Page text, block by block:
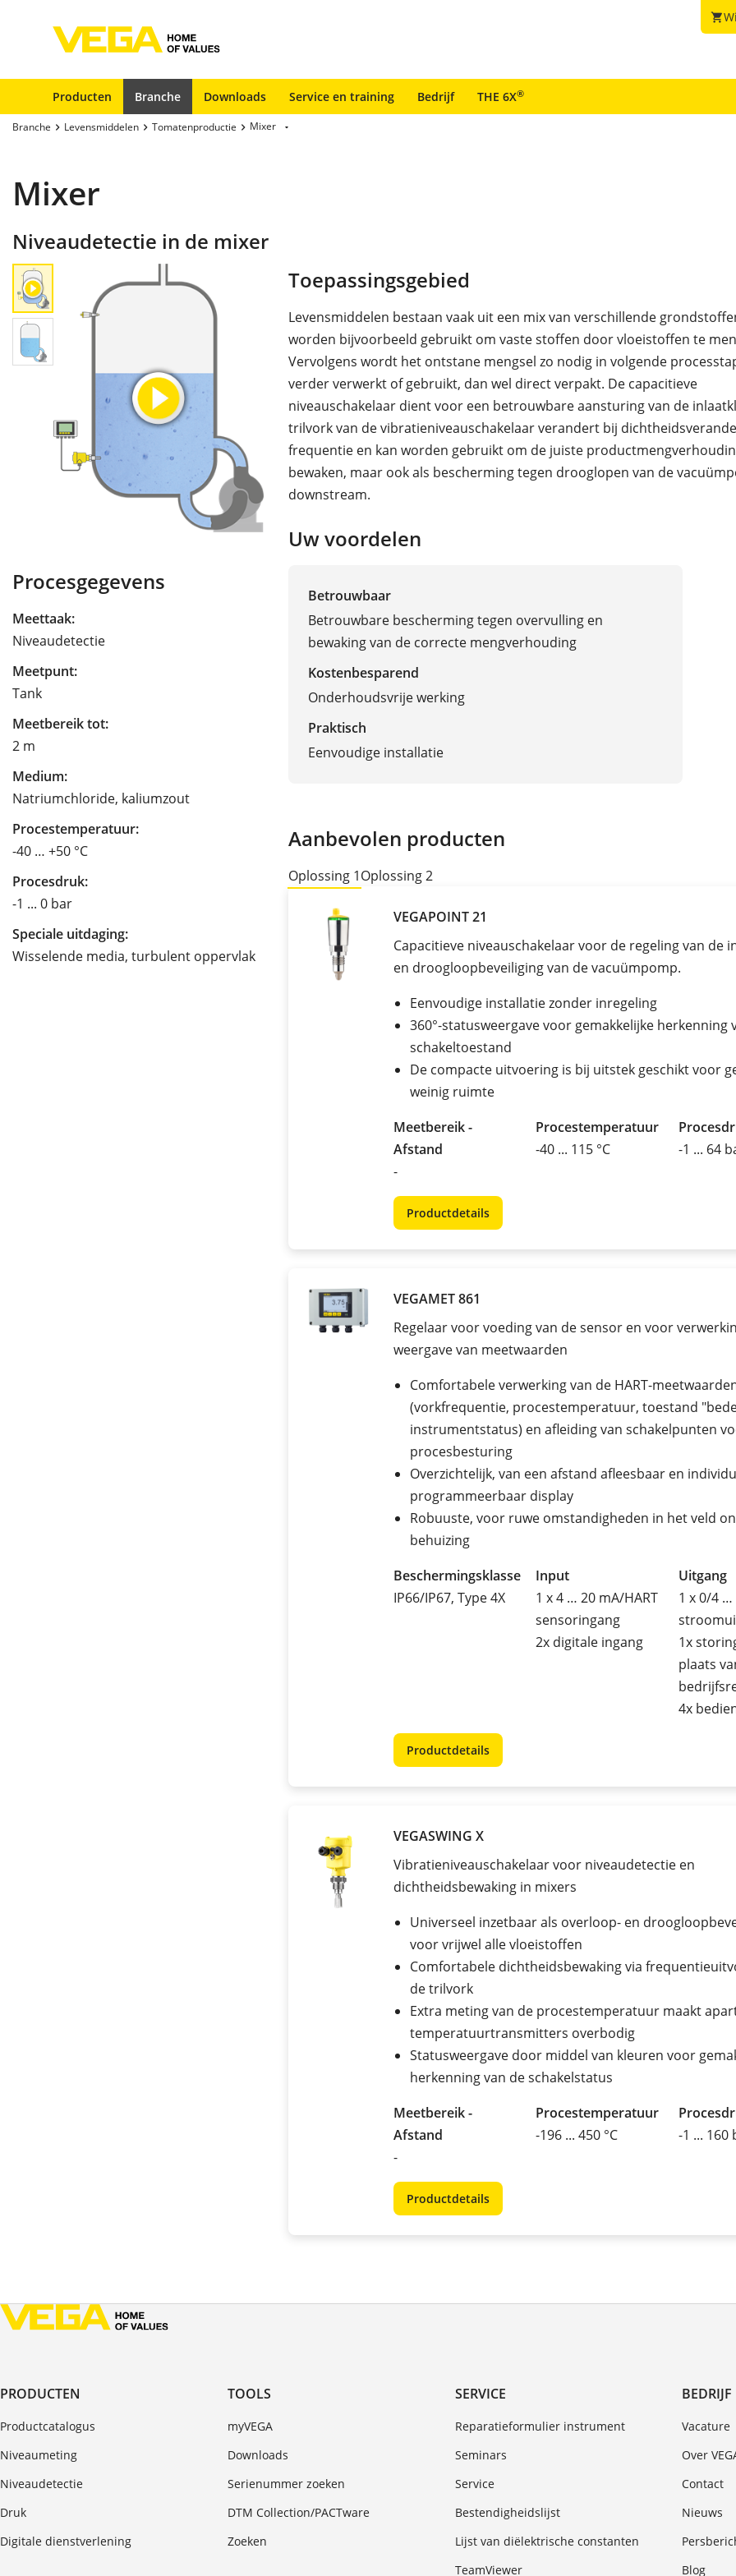
shopping_cart
Producten Branche Downloads Service en training Bedrijf THE 6X®
Branche Levensmiddelen Tomatenproductie Mixer
Mixer
Niveaudetectie in de mixer
Procesgegevens
Meettaak:
Niveaudetectie
Meetpunt:
Tank
Meetbereik tot:
2 m
Medium:
Natriumchloride, kaliumzout
Procestemperatuur:
-40 … +50 °C
Procesdruk:
-1 ... 0 bar
Speciale uitdaging:
Wisselende media, turbulent oppervlak
Toepassingsgebied
Levensmiddelen bestaan vaak uit een mix van verschillende
worden bijvoorbeeld gebruikt om vaste stoffen door vloeistoffen te
Vervolgens wordt het ontstane mengsel zo nodig in volgende
verder verwerkt of gebruikt, dan wel direct verpakt. De capacitieve
niveauschakelaar dient voor een betrouwbare aansturing van de
trilvork van de vibratieniveauschakelaar verandert bij
frequentie en kan worden gebruikt om de juiste
bewaken, maar ook als bescherming tegen drooglopen van de
downstream.
Uw voordelen
Betrouwbaar
Betrouwbare bescherming tegen overvulling en
bewaking van de correcte mengverhouding
Kostenbesparend
Onderhoudsvrije werking
Praktisch
Eenvoudige installatie
Aanbevolen producten
Oplossing 1Oplossing 2
VEGAPOINT 21
Capacitieve niveauschakelaar voor de regeling van de
en droogloopbeveiliging van de vacuümpomp.
Eenvoudige installatie zonder inregeling
360°-statusweergave voor gemakkelijke herkenning
schakeltoestand
De compacte uitvoering is bij uitstek geschikt voor
weinig ruimte
Meetbereik -
Afstand
-
Procestemperatuur
-40 ... 115 °C
-1 ... 64
Productdetails
VEGAMET 861
Regelaar voor voeding van de sensor en voor
weergave van meetwaarden
Comfortabele verwerking van de HART-
(vorkfrequentie, procestemperatuur, toestand
instrumentstatus) en afleiding van schakelpunten
procesbesturing
Overzichtelijk, van een afstand afleesbaar en
programmeerbaar display
Robuuste, voor ruwe omstandigheden in het veld
behuizing
Beschermingsklasse
IP66/IP67, Type 4X
Input
1 x 4 … 20 mA/HART
sensoringang
2x digitale ingang
Uitgang
1 x 0/4 …
1x
plaats
4x
Productdetails
VEGASWING X
Vibratieniveauschakelaar voor niveaudetectie en
dichtheidsbewaking in mixers
Universeel inzetbaar als overloop- en
voor vrijwel alle vloeistoffen
Comfortabele dichtheidsbewaking via
de trilvork
Extra meting van de procestemperatuur maakt
temperatuurtransmitters overbodig
Statusweergave door middel van kleuren voor
herkenning van de schakelstatus
Meetbereik -
Afstand
-
Procestemperatuur
-196 ... 450 °C
-1 ... 160
Productdetails
PRODUCTEN
Productcatalogus
Niveaumeting
Niveaudetectie
Druk
Digitale dienstverlening
TOOLS
myVEGA
Downloads
Serienummer zoeken
DTM Collection/PACTware
Zoeken
SERVICE
Reparatieformulier instrument
Seminars
Service
Bestendigheidslijst
Lijst van diëlektrische constanten
TeamViewer
BEDRIJF
Vacature
Over
Contact
Nieuws
Blog